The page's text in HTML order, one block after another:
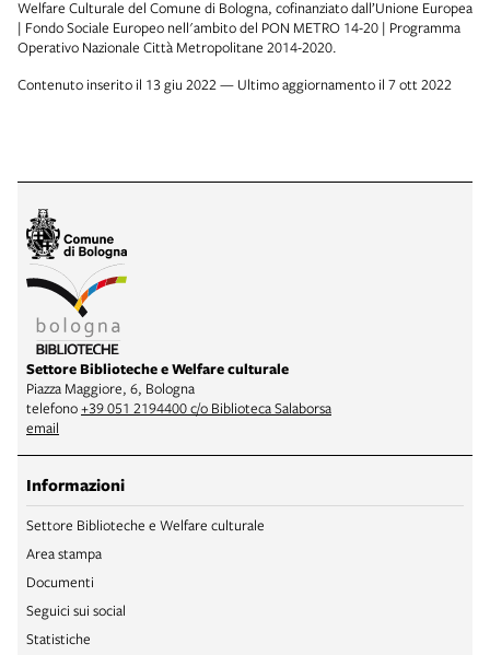
Welfare Culturale del Comune di Bologna, cofinanziato dall’Unione Europea
| Fondo Sociale Europeo nell'ambito del PON METRO 14-20 | Programma
Operativo Nazionale Città Metropolitane 2014-2020.
Contenuto inserito il 13 giu 2022 — Ultimo aggiornamento il 7 ott 2022
Settore Biblioteche e Welfare culturale
Piazza Maggiore, 6, Bologna
telefono+39 051 2194400 c/o Biblioteca Salaborsa
email
Informazioni
Settore Biblioteche e Welfare culturale
Area stampa
Documenti
Seguici sui social
Statistiche